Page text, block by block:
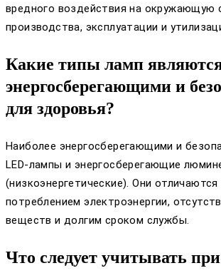
вредного воздействия на окружающую
производства, эксплуатации и
Какие типы ламп
энергосберегающими и
для здоровья?
Наиболее энергосберегающими и
LED-лампы и энергосберегающие
(низкоэнергетические). Они отличаются
потреблением электроэнергии,
веществ и долгим сроком службы.
Что следует учитывать